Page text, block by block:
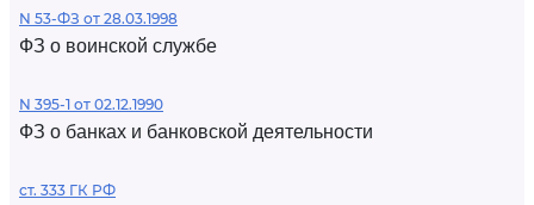
N 53-ФЗ от 28.03.1998
ФЗ о воинской службе
N 395-1 от 02.12.1990
ФЗ о банках и банковской деятельности
ст. 333 ГК РФ